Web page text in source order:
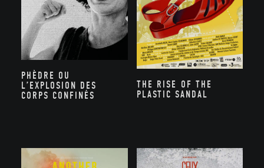
PHÈDRE OU
L’EXPLOSION DES
CORPS CONFINÉS
THE RISE OF THE
PLASTIC SANDAL